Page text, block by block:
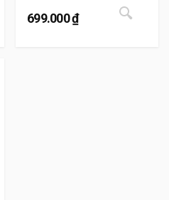
Sản phẩm này có nhiều biến thể.
699.000₫